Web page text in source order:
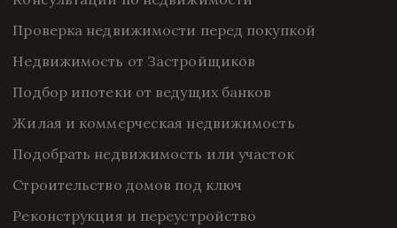
Проверка недвижимости перед покупкой
Недвижимость от Застройщиков
Подбор ипотеки от ведущих банков
Жилая и коммерческая недвижимость
Подобрать недвижимость или участок
Строительство домов под ключ
Реконструкция и переустройство